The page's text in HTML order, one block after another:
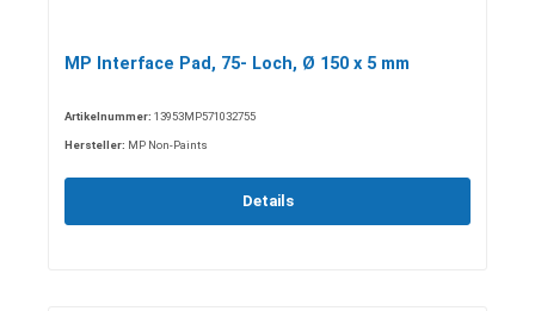
MP Interface Pad, 75- Loch, Ø 150 x 5 mm
Artikelnummer: 13953MP571032755
Hersteller: MP Non-Paints
Details